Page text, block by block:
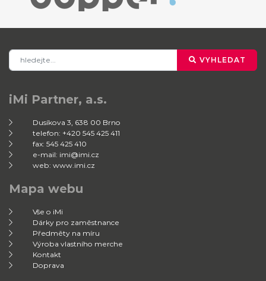
VYHLEDAT
iMi Partner, a.s.
Dusíkova 3, 638 00 Brno
telefon: +420 545 425 411
fax: 545 425 410
e-mail: imi@imi.cz
web: www.imi.cz
Mapa webu
Vše o iMi
Dárky pro zaměstnance
Předměty na míru
Výroba vlastního merche
Kontakt
Doprava